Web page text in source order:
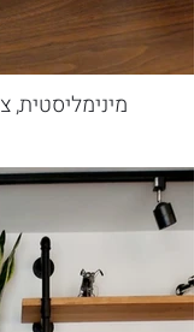
מינימליסטית,